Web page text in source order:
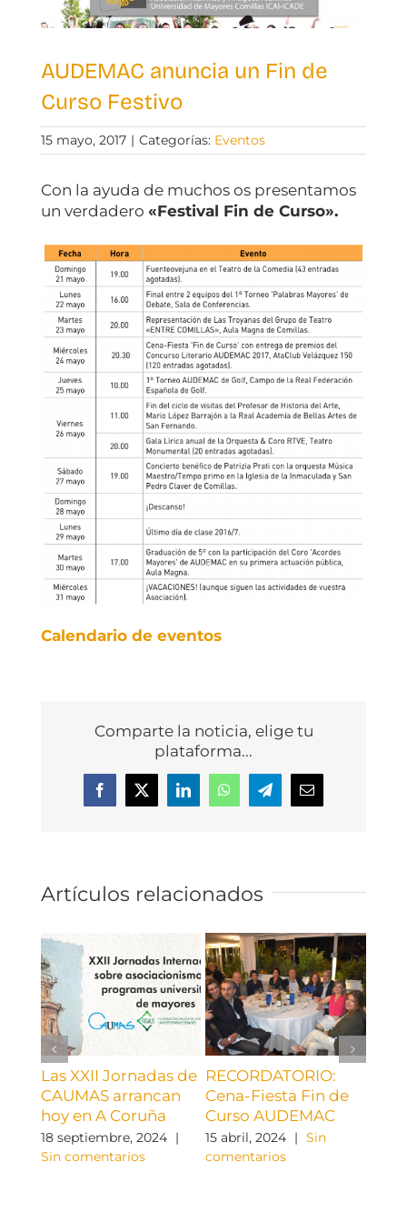
AUDEMAC anuncia un Fin de
Curso Festivo
15 mayo, 2017 | Categorías: Eventos
Con la ayuda de muchos os presentamos
un verdadero «Festival Fin de Curso».
Calendario de eventos
Comparte la noticia, elige tu
plataforma...
Facebook
X LinkedInWhatsAppTelegramCorreo
electrónico
Artículos relacionados
Las XXII Jornadas de
CAUMAS arrancan
hoy en A Coruña
18 septiembre, 2024 |
Sin comentarios
RECORDATORIO:
Cena-Fiesta Fin de
Curso AUDEMAC
15 abril, 2024 | Sin
comentarios